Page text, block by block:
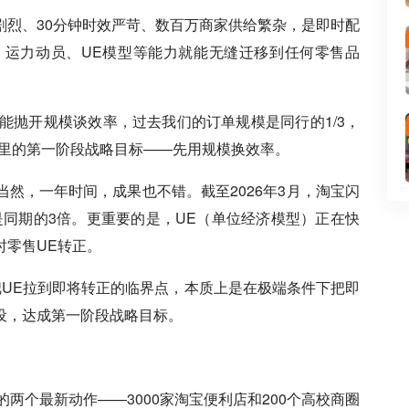
、30分钟时效严苛、数百万商家供给繁杂，是即时配
力动员、UE模型等能力就能无缝迁移到任何零售品
抛开规模谈效率，过去我们的订单规模是同行的1/3，
的第一阶段战略目标——先用规模换效率。
，一年时间，成果也不错。截至2026年3月，淘宝闪
期的3倍。更重要的是，UE（单位经济模型）正在快
售UE转正。
拉到即将转正的临界点，本质上是在极端条件下把即
达成第一阶段战略目标。
两个最新动作——3000家淘宝便利店和200个高校商圈